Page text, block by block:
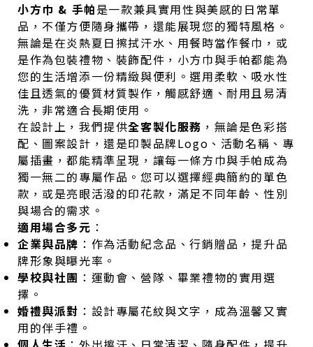
小方巾 & 手帕是一款兼具實用性與美感的日常單
品，不僅方便隨身攜帶，還能展現您的獨特風格。
無論是在炎熱夏日擦拭汗水、用餐時當作餐巾，或
是作為包裝禮物、裝飾配件，小方巾與手帕都能為
您的生活增添一份精緻與便利。選用柔軟、吸水性
佳且透氣的優質材質製作，觸感舒適、耐用且易清
洗，非常適合長期使用。
在設計上，我們提供全客製化服務 ，無論是色彩搭
配、圖案設計，還是印製品牌Logo、活動名稱、專
屬插畫，都能精準呈現，讓每一條方巾與手帕成為
獨一無二的專屬作品。您可以選擇經典簡約的單色
款，或是亮眼活潑的印花款，滿足不同年齡、性別
與場合的需求。
適用場合多元 ：
企業與品牌 ：作為活動紀念品、行銷贈品，提升品
牌形象與曝光率。
學校與社團 ：運動會、營隊、畢業禮物的實用選
擇。
婚禮與派對 ：設計專屬花紋與文字，成為溫馨又實
用的伴手禮。